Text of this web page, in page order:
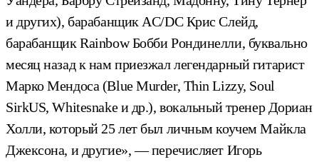
и других), барабанщик AC/DC Крис Слейд,
барабанщик Rainbow Бобби Рондинелли, буквально
месяц назад к нам приезжал легендарный гитарист
Марко Мендоса (Blue Murder, Thin Lizzy, Soul
SirkUS, Whitesnake и др.), вокальный тренер Дориан
Холли, который 25 лет был личным коучем Майкла
Джексона, и другие», — перечисляет Игорь